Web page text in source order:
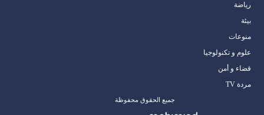
رياضة
بيئة
منوعات
علوم و تكنولوجيا
قضاء و أمن
مردة TV
جميع الحقوق محفوظة